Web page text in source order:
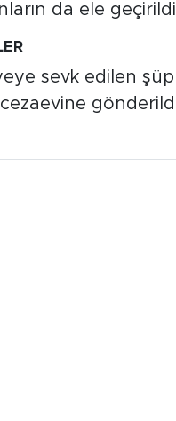
da ele
sevk edilen
cezaevine